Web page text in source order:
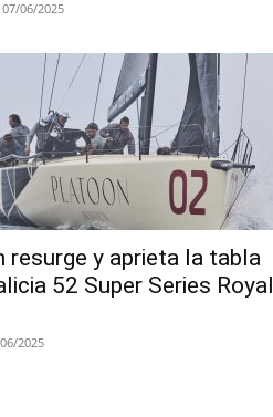
07/06/2025
resurge y aprieta la tabla
52 Super Series Royal
2025